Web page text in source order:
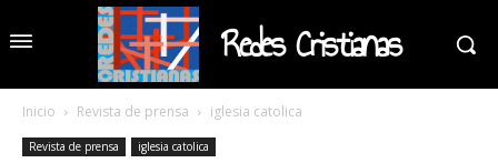
Redes Cristianas
Inicio Revista de prensa iglesia catolica
Revista de prensa iglesia catolica